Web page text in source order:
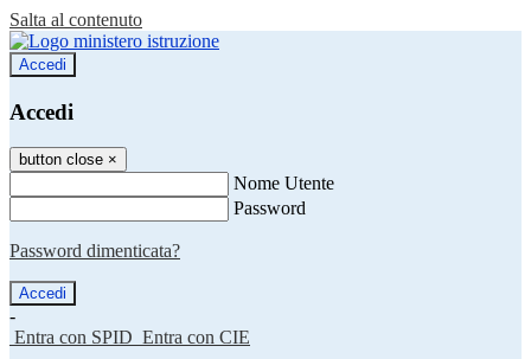
Salta al contenuto
Accedi
Accedi
button close ×
Nome Utente
Password
Password dimenticata?
-
Entra con SPID Entra con CIE